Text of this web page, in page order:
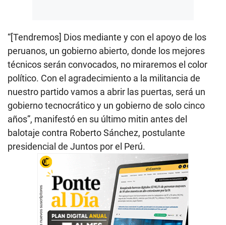
“[Tendremos] Dios mediante y con el apoyo de los
peruanos, un gobierno abierto, donde los mejores
técnicos serán convocados, no miraremos el color
político. Con el agradecimiento a la militancia de
nuestro partido vamos a abrir las puertas, será un
gobierno tecnocrático y un gobierno de solo cinco
años”, manifestó en su último mitin antes del
balotaje contra Roberto Sánchez, postulante
presidencial de Juntos por el Perú.